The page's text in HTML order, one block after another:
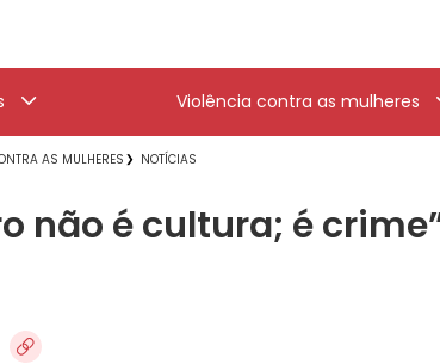
Violência contra as mulheres
AS MULHERES NOTÍCIAS
não é cultura; é